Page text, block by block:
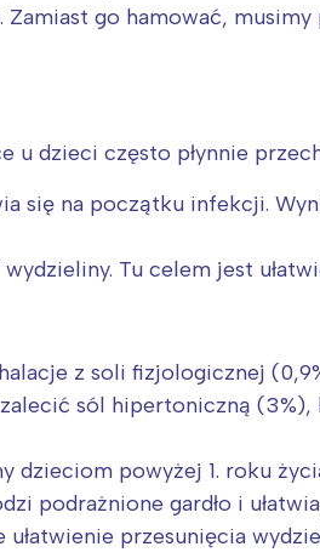
go hamować,
dzieci często płynnie
się na początku infekcji.
wydzieliny. Tu celem jest
z soli fizjologicznej
sól hipertoniczną
dzieciom powyżej 1. roku
podrażnione gardło i
przesunięcia